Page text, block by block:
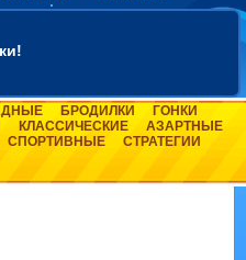
БРОДИЛКИ
ГОНКИ
КЛАССИЧЕСКИЕ
АЗАРТНЫЕ
СПОРТИВНЫЕ
СТРАТЕГИИ